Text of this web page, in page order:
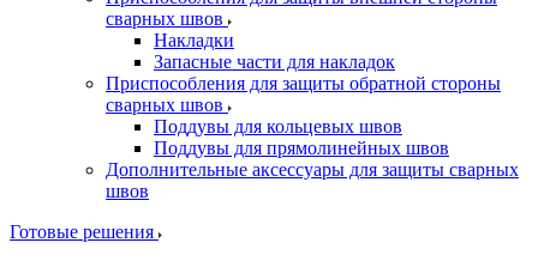
сварных швов
Накладки
Запасные части для накладок
Приспособления для защиты обратной стороны
сварных швов
Поддувы для кольцевых швов
Поддувы для прямолинейных швов
Дополнительные аксессуары для защиты сварных
швов
Готовые решения